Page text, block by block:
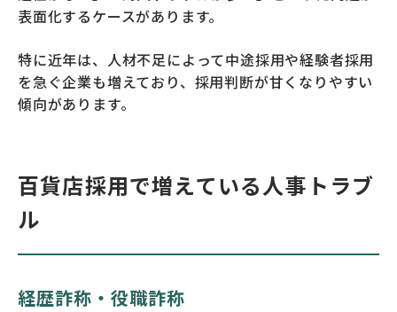
表面化するケースがあります。
特に近年は、人材不足によって中途採用や経験者採用
を急ぐ企業も増えており、採用判断が甘くなりやすい
傾向があります。
百貨店採用で増えている人事トラブ
ル
経歴詐称・役職詐称